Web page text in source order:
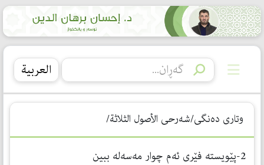
العربیة
وتاری دەنگی/شەرحى الأصول الثلاثة/
2-پێویستە فێری ئەم چوار مەسەلە ببین